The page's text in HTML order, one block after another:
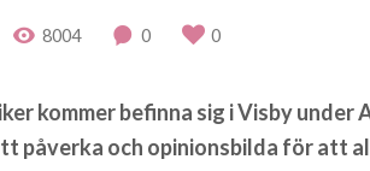
8004 0 0
kommer befinna sig i Visby
påverka och opinionsbilda för att